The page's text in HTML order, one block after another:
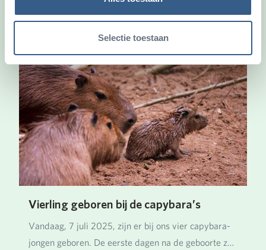
Selectie toestaan
Ook leuk
Vierling geboren bij de capybara’s
Vandaag, 7 juli 2025, zijn er bij ons vier capybara-
jongen geboren. De eerste dagen na de geboorte z…